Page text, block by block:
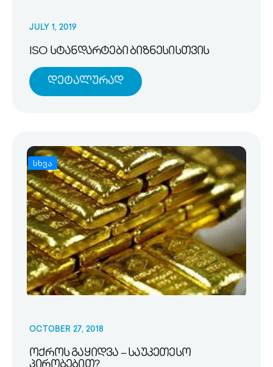
JULY 1, 2019
ISO სტანდარტები ბიზნესისთვის
Დეტალურად
სხვა
OCTOBER 27, 2018
ოქროს გაყიდვა – საუკეთესო